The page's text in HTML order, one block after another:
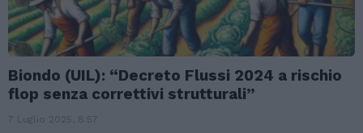
Biondo (UIL): “Decreto Flussi 2024 a rischio
flop senza correttivi strutturali”
7 Luglio 2025, 8:57